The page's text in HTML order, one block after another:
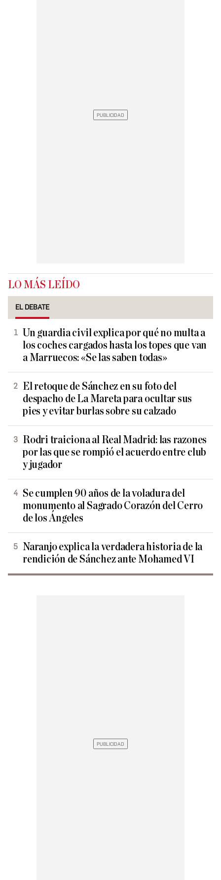
LO MÁS LEÍDO
EL DEBATE
Un guardia civil explica por qué no multa a
los coches cargados hasta los topes que van
a Marruecos: «Se las saben todas»
El retoque de Sánchez en su foto del
despacho de La Mareta para ocultar sus
pies y evitar burlas sobre su calzado
Rodri traiciona al Real Madrid: las razones
por las que se rompió el acuerdo entre club
y jugador
Se cumplen 90 años de la voladura del
monumento al Sagrado Corazón del Cerro
de los Ángeles
Naranjo explica la verdadera historia de la
rendición de Sánchez ante Mohamed VI